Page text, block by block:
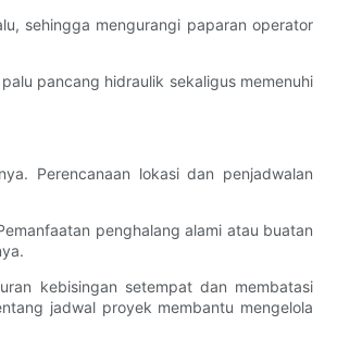
sehingga mengurangi paparan operator
pancang hidraulik sekaligus memenuhi
Perencanaan lokasi dan penjadwalan
penghalang alami atau buatan
kebisingan setempat dan membatasi
jadwal proyek membantu mengelola